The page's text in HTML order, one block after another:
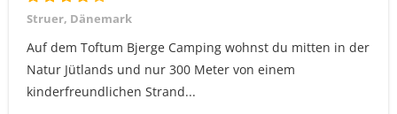
Struer, Dänemark
Auf dem Toftum Bjerge Camping wohnst du mitten in der
Natur Jütlands und nur 300 Meter von einem
kinderfreundlichen Strand...